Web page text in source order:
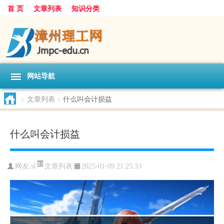
首 页 文章列表 知识分类
网站导航
> 文章列表 > 什么叫会计损益
什么叫会计损益
网友:sl 文章列表 2025-01-09 21:25:33